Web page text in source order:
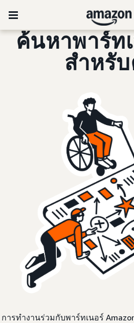
ค้นหาพาร์ท
สำหรั
การทำงานร่วมกับพาร์ทเนอร์